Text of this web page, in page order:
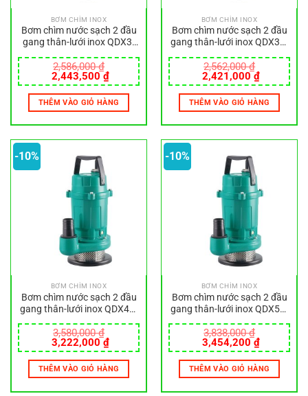
BƠM CHÌM INOX
Bơm chìm nước sạch 2 đầu
gang thân-lưới inox QDX3-
2,586,000₫
Giá
gốc
là:
2,586,000 ₫.
2,443,500 ₫Giá
hiện
tại
là:
2,443,500 ₫.
THÊM VÀO GIỎ HÀNG
BƠM CHÌM INOX
Bơm chìm nước sạch 2 đầu
gang thân-lưới inox QDX30-
2,562,000₫
Giá
gốc
là:
2,562,000 ₫.
2,421,000 ₫Giá
hiện
tại
là:
THÊM VÀO GIỎ HÀNG
-10%
BƠM CHÌM INOX
Bơm chìm nước sạch 2 đầu
gang thân-lưới inox QDX40-
3,580,000₫
Giá
gốc
là:
3,580,000 ₫.
3,222,000 ₫Giá
hiện
tại
là:
3,222,000 ₫.
THÊM VÀO GIỎ HÀNG
-10%
BƠM CHÌM INOX
Bơm chìm nước sạch 2 đầu
gang thân-lưới inox QDX50-
3,838,000₫
Giá
gốc
là:
3,838,000 ₫.
3,454,200 ₫Giá
hiện
tại
là:
THÊM VÀO GIỎ HÀNG